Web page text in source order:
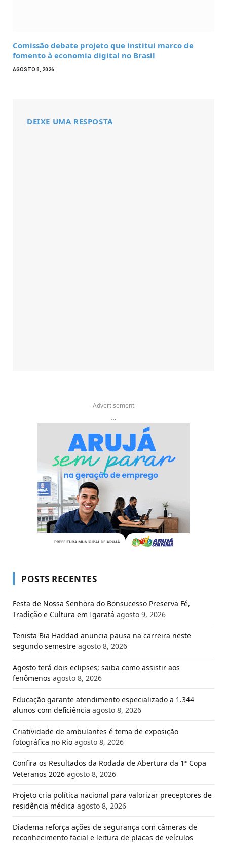
Comissão debate projeto que institui marco de
fomento à economia digital no Brasil
AGOSTO 8, 2026
DEIXE UMA RESPOSTA
Advertisement
...
POSTS RECENTES
Festa de Nossa Senhora do Bonsucesso Preserva Fé,
Tradição e Cultura em Igaratá agosto 9, 2026
Tenista Bia Haddad anuncia pausa na carreira neste
segundo semestre agosto 8, 2026
Agosto terá dois eclipses; saiba como assistir aos
fenômenos agosto 8, 2026
Educação garante atendimento especializado a 1.344
alunos com deficiência agosto 8, 2026
Criatividade de ambulantes é tema de exposição
fotográfica no Rio agosto 8, 2026
Confira os Resultados da Rodada de Abertura da 1ª Copa
Veteranos 2026 agosto 8, 2026
Projeto cria política nacional para valorizar preceptores de
residência médica agosto 8, 2026
Diadema reforça ações de segurança com câmeras de
reconhecimento facial e leitura de placas de veículos